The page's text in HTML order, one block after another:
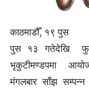
काठमाडौँ, १९ पुस
पुस १३ गतेदेखि
भृकुटीमण्डपमा
मंगलबार साँझ